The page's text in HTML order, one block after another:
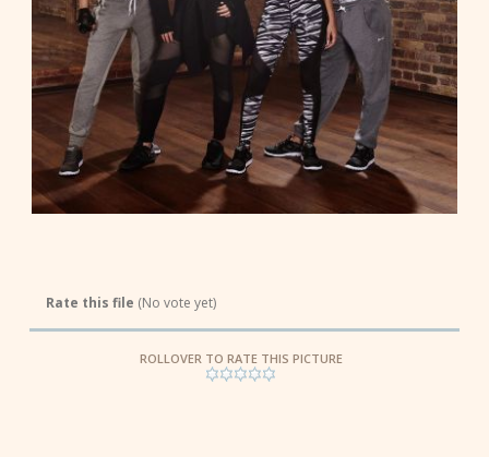
Rate this file (No vote yet)
ROLLOVER TO RATE THIS PICTURE